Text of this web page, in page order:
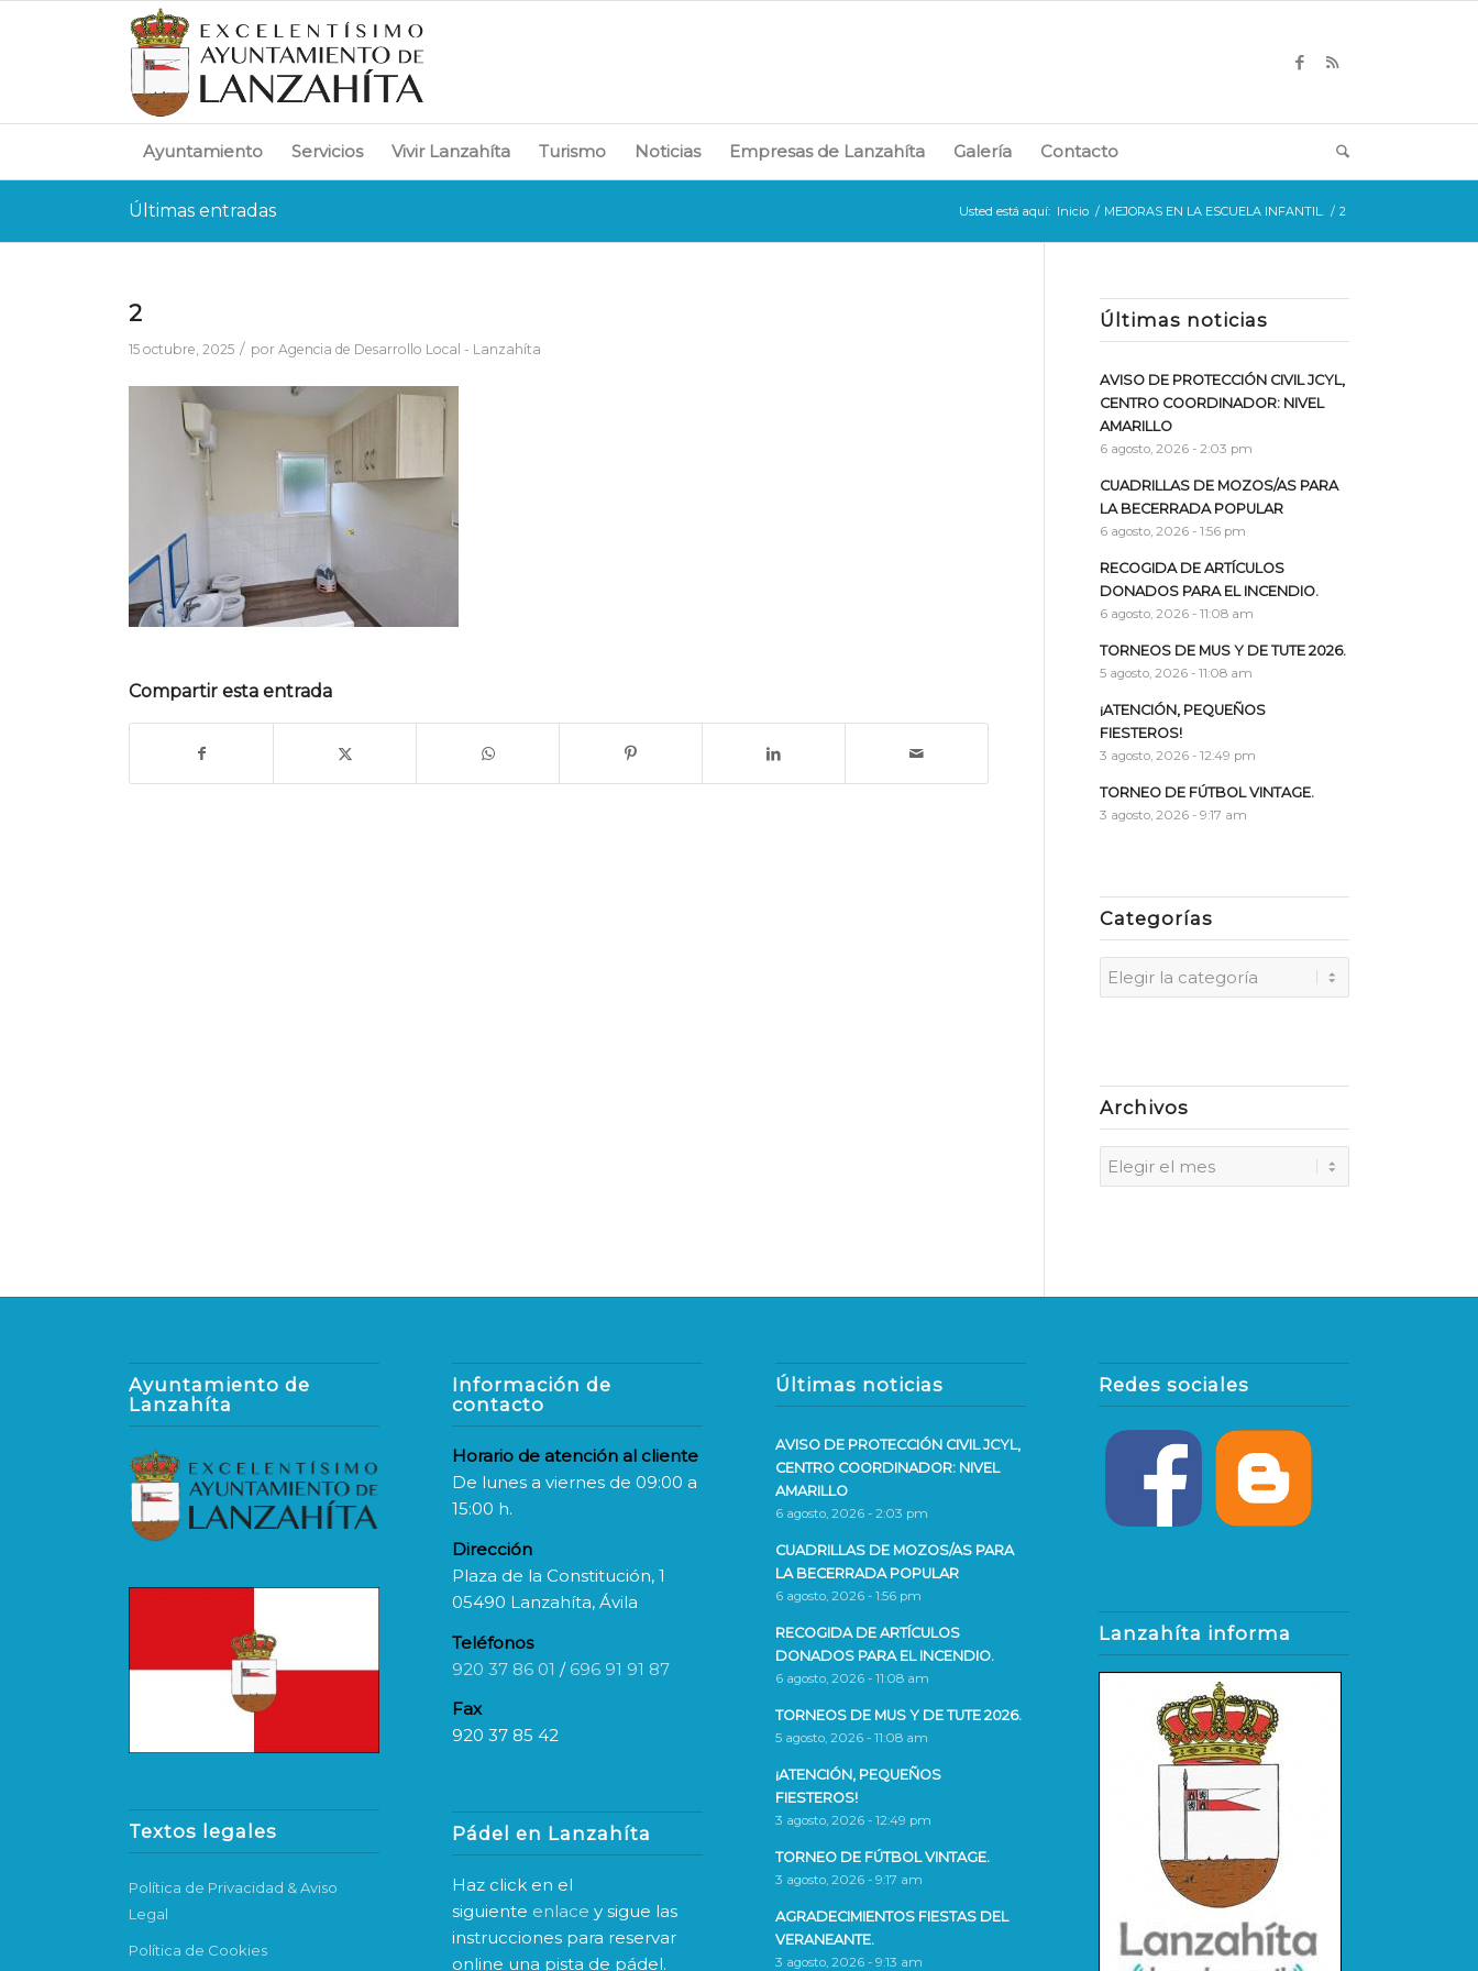
Ayuntamiento Servicios Vivir Lanzahíta Turismo Noticias Empresas de Lanzahíta Galería Contacto
Últimas entradas Usted está aquí: Inicio / MEJORAS EN LA ESCUELA INFANTIL. / 2
2
15 octubre, 2025 / porAgencia de Desarrollo Local - Lanzahíta
Compartir esta entrada
Últimas noticias
AVISO DE PROTECCIÓN CIVIL JCYL,
CENTRO COORDINADOR: NIVEL
AMARILLO
6 agosto, 2026 - 2:03 pm
CUADRILLAS DE MOZOS/AS PARA
LA BECERRADA POPULAR
6 agosto, 2026 - 1:56 pm
RECOGIDA DE ARTÍCULOS
DONADOS PARA EL INCENDIO.
6 agosto, 2026 - 11:08 am
TORNEOS DE MUS Y DE TUTE 2026.
5 agosto, 2026 - 11:08 am
¡ATENCIÓN, PEQUEÑOS
FIESTEROS!
3 agosto, 2026 - 12:49 pm
TORNEO DE FÚTBOL VINTAGE.
3 agosto, 2026 - 9:17 am
Categorías
Categorías
Archivos
Ayuntamiento de
Lanzahíta
Textos legales
Política de Privacidad & Aviso
Legal
Política de Cookies
Información de
contacto
Horario de atención al cliente
De lunes a viernes de 09:00 a
15:00 h.
Dirección
Plaza de la Constitución, 1
05490 Lanzahíta, Ávila
Teléfonos
920 37 86 01 / 696 91 91 87
Fax
920 37 85 42
Pádel en Lanzahíta
Haz click en el
siguiente enlace y sigue las
instrucciones para reservar
online una pista de pádel.
Últimas noticias
AVISO DE PROTECCIÓN CIVIL JCYL,
CENTRO COORDINADOR: NIVEL
AMARILLO
6 agosto, 2026 - 2:03 pm
CUADRILLAS DE MOZOS/AS PARA
LA BECERRADA POPULAR
6 agosto, 2026 - 1:56 pm
RECOGIDA DE ARTÍCULOS
DONADOS PARA EL INCENDIO.
6 agosto, 2026 - 11:08 am
TORNEOS DE MUS Y DE TUTE 2026.
5 agosto, 2026 - 11:08 am
¡ATENCIÓN, PEQUEÑOS
FIESTEROS!
3 agosto, 2026 - 12:49 pm
TORNEO DE FÚTBOL VINTAGE.
3 agosto, 2026 - 9:17 am
AGRADECIMIENTOS FIESTAS DEL
VERANEANTE.
3 agosto, 2026 - 9:13 am
Redes sociales
Lanzahíta informa